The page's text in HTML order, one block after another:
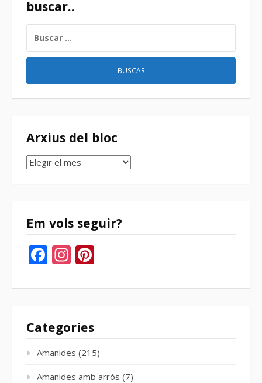
buscar..
Arxius del bloc
Arxius
bloc
Em vols seguir?
Facebook
Instagram
Categories
Amanides (215)
Amanides amb arròs (7)